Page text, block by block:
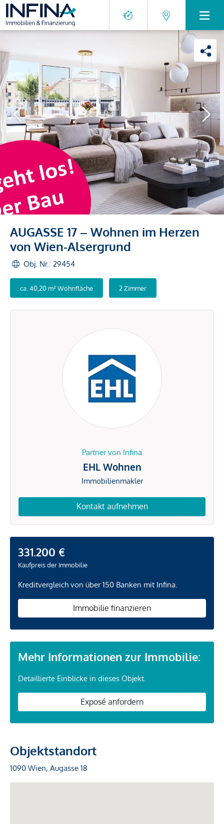
AUGASSE 17 – Wohnen im Herzen
von Wien-Alsergrund
Obj. Nr.: 29454
ca. 40,20 m² Wohnfläche 2 Zimmer
Partner von Infina
EHL Wohnen
Immobilienmakler
Kontakt aufnehmen
331.200 €
Kaufpreis der Immobilie
Kreditvergleich von über 150 Banken mit Infina.
Immobilie finanzieren
Mehr Informationen zur Immobilie:
Detaillierte Einblicke in dieses Objekt.
Exposé anfordern
Objektstandort
1090 Wien, Augasse 18